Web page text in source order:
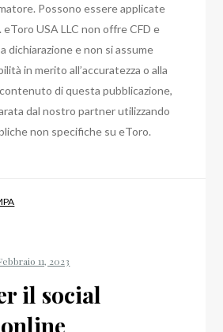
Possono essere applicate
USA LLC non offre CFD e
dichiarazione e non si assume
in merito all’accuratezza o alla
di questa pubblicazione,
dal nostro partner utilizzando
non specifiche su eToro.
il social